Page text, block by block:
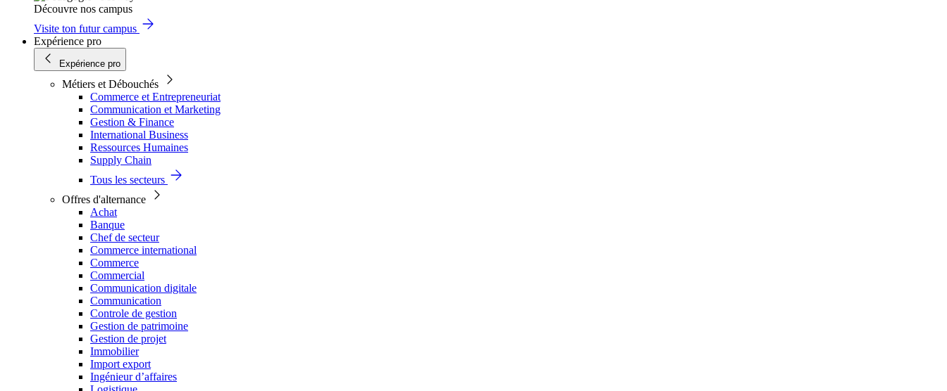
Découvre nos campus
Visite ton futur campus
Expérience pro
Expérience pro
Métiers et Débouchés
Commerce et Entrepreneuriat
Communication et Marketing
Gestion & Finance
International Business
Ressources Humaines
Supply Chain
Tous les secteurs
Offres d'alternance
Achat
Banque
Chef de secteur
Commerce international
Commerce
Commercial
Communication digitale
Communication
Controle de gestion
Gestion de patrimoine
Gestion de projet
Immobilier
Import export
Ingénieur d’affaires